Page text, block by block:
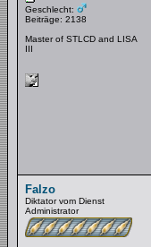
Geschlecht:
Beiträge: 2138
Master of STLCD and LISA
III
Falzo
Diktator vom Dienst
Administrator